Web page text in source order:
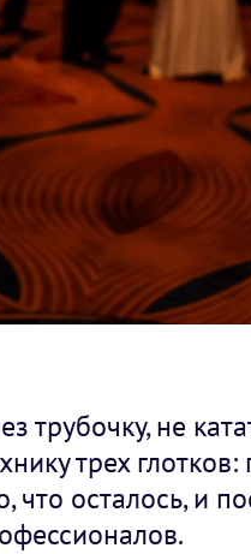
трубочку, не
трех
что осталось, и